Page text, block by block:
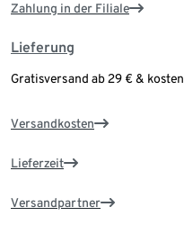
Zahlung in der Filiale
Lieferung
Gratisversand ab 29 € &
Versandkosten
Lieferzeit
Versandpartner